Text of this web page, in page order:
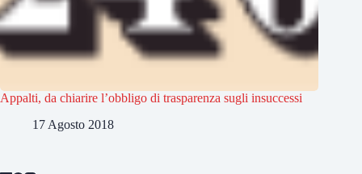
Appalti, da chiarire l’obbligo di trasparenza sugli insuccessi
17 Agosto 2018